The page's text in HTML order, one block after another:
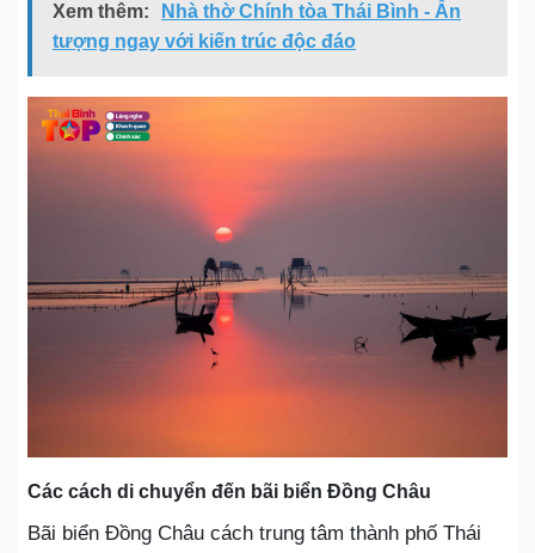
Xem thêm:
Nhà thờ Chính tòa Thái Bình - Ấn
tượng ngay với kiến trúc độc đáo
Các cách di chuyển đến bãi biển Đồng Châu
Bãi biển Đồng Châu cách trung tâm thành phố Thái